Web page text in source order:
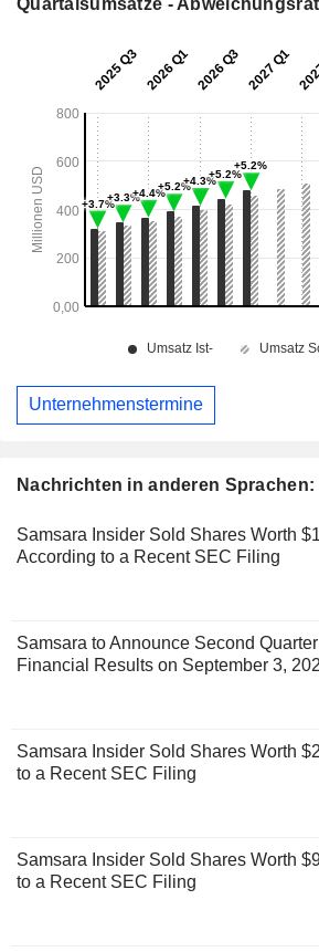
Nachrichten in anderen Sprachen:
Samsara Insider Sold Shares Worth
According to a Recent SEC Filing
Samsara to Announce Second
Financial Results on September 3,
Samsara Insider Sold Shares Worth
to a Recent SEC Filing
Samsara Insider Sold Shares Worth
to a Recent SEC Filing
Unternehmenstermine